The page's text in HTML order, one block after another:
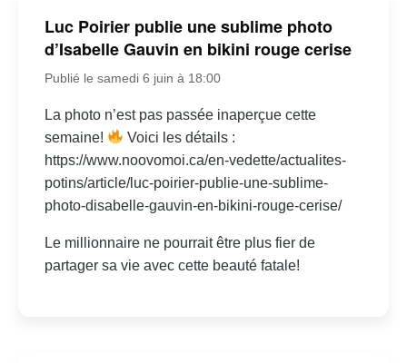
Luc Poirier publie une sublime photo
d’Isabelle Gauvin en bikini rouge cerise
Publié le samedi 6 juin à 18:00
La photo n’est pas passée inaperçue cette
semaine!
Voici les détails :
https://www.noovomoi.ca/en-vedette/actualites-
potins/article/luc-poirier-publie-une-sublime-
photo-disabelle-gauvin-en-bikini-rouge-cerise/
Le millionnaire ne pourrait être plus fier de
partager sa vie avec cette beauté fatale!